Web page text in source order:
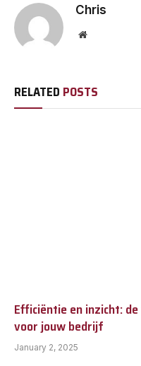
Chris
Website
RELATED POSTS
Efficiëntie en inzicht:
voor jouw bedrijf
January 2, 2025